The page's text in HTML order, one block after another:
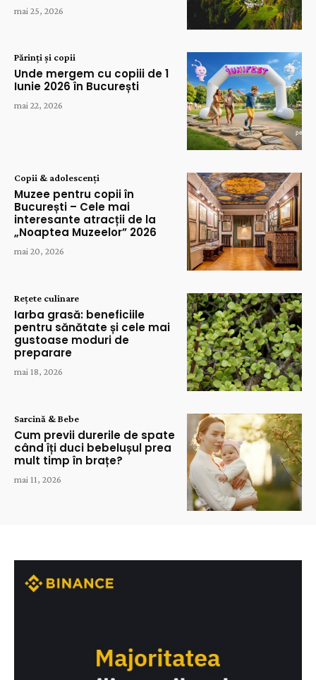
mai 25, 2026
Părinți și copii
Unde mergem cu copiii de 1
Iunie 2026 în București
mai 22, 2026
Copii & adolescenți
Muzee pentru copii în
București – Cele mai
interesante atracții de la
„Noaptea Muzeelor” 2026
mai 20, 2026
Rețete culinare
Iarba grasă: beneficiile
pentru sănătate și cele mai
gustoase moduri de
preparare
mai 18, 2026
Sarcină & Bebe
Cum previi durerile de spate
când îți duci bebelușul prea
mult timp în brațe?
mai 11, 2026